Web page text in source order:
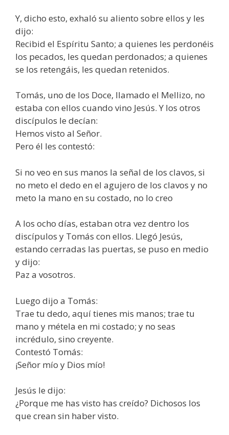
Y, dicho esto, exhaló su aliento sobre ellos y les
dijo:
Recibid el Espíritu Santo; a quienes les perdonéis
los pecados, les quedan perdonados; a quienes
se los retengáis, les quedan retenidos.
Tomás, uno de los Doce, llamado el Mellizo, no
estaba con ellos cuando vino Jesús. Y los otros
discípulos le decían:
Hemos visto al Señor.
Pero él les contestó:
Si no veo en sus manos la señal de los clavos, si
no meto el dedo en el agujero de los clavos y no
meto la mano en su costado, no lo creo
A los ocho días, estaban otra vez dentro los
discípulos y Tomás con ellos. Llegó Jesús,
estando cerradas las puertas, se puso en medio
y dijo:
Paz a vosotros.
Luego dijo a Tomás:
Trae tu dedo, aquí tienes mis manos; trae tu
mano y métela en mi costado; y no seas
incrédulo, sino creyente.
Contestó Tomás:
¡Señor mío y Dios mío!
Jesús le dijo:
¿Porque me has visto has creído? Dichosos los
que crean sin haber visto.